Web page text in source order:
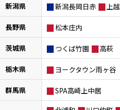
新潟県 新潟長岡日赤 上越
長野県 松本庄内
茨城県 つくば竹園 高萩
栃木県 ヨークタウン雨ヶ谷
群馬県 SPA高崎上中居